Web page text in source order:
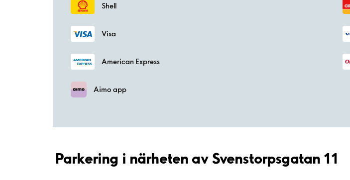
Shell
Visa
American Express
Aimo app
Parkering i närheten av Svenstorpsgatan 11